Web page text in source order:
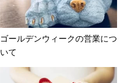
ゴールデンウィークの営業につ
いて